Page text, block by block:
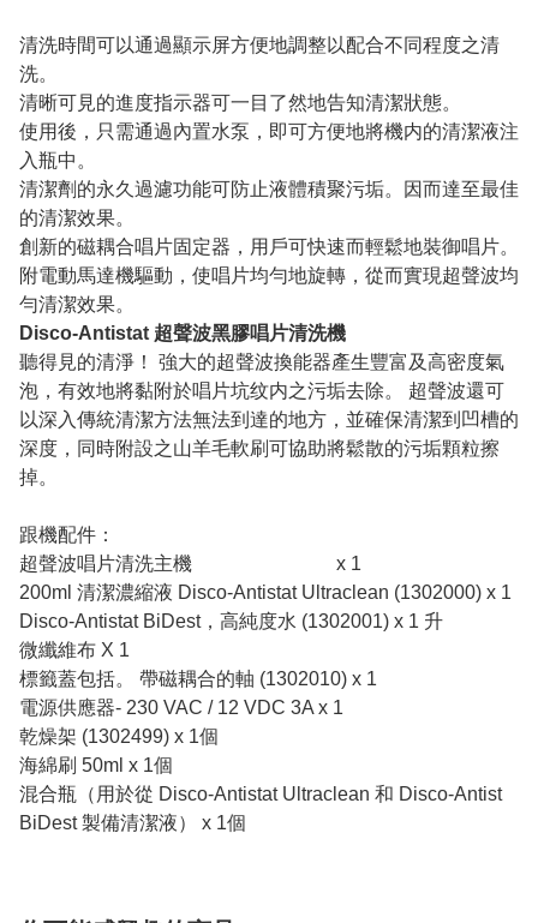
清洗時間可以通過顯示屏方便地調整以配合不同程度之清
洗。
清晰可見的進度指示器可一目了然地告知清潔狀態。
使用後，只需通過內置水泵，即可方便地將機内的清潔液注
入瓶中。
清潔劑的永久過濾功能可防止液體積聚污垢。因而達至最佳
的清潔效果。
創新的磁耦合唱片固定器，用戶可快速而輕鬆地裝御唱片。
附電動馬達機驅動，使唱片均勻地旋轉，從而實現超聲波均
勻清潔效果。
Disco-Antistat 超聲波黑膠唱片清洗機
聽得見的清淨！ 強大的超聲波換能器產生豐富及高密度氣
泡，有效地將黏附於唱片坑纹内之污垢去除。 超聲波還可
以深入傳統清潔方法無法到達的地方，並確保清潔到凹槽的
深度，同時附設之山羊毛軟刷可協助將鬆散的污垢顆粒擦
掉。
跟機配件：
超聲波唱片清洗主機 x 1
200ml 清潔濃縮液 Disco-Antistat Ultraclean (1302000) x 1
Disco-Antistat BiDest，高純度水 (1302001) x 1 升
微纖維布 X 1
標籤蓋包括。 帶磁耦合的軸 (1302010) x 1
電源供應器- 230 VAC / 12 VDC 3A x 1
乾燥架 (1302499) x 1個
海綿刷 50ml x 1個
混合瓶（用於從 Disco-Antistat Ultraclean 和 Disco-Antist
BiDest 製備清潔液） x 1個